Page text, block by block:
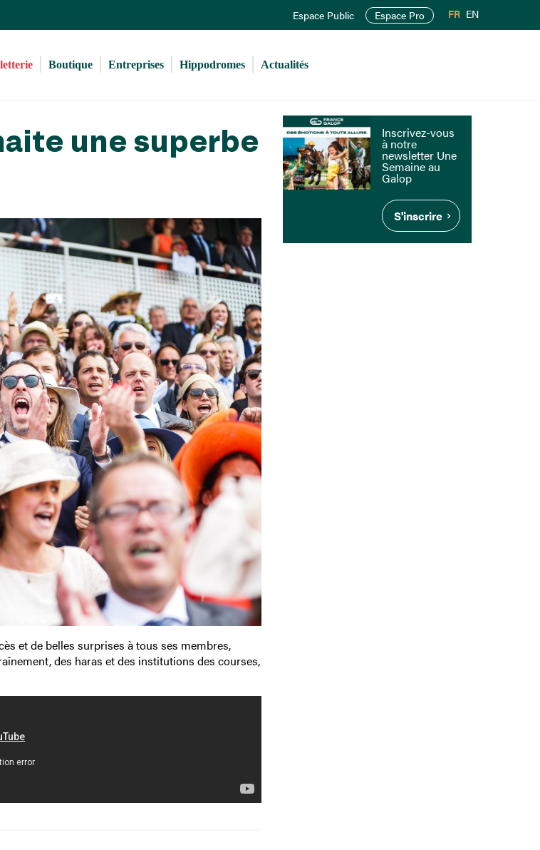
au
principal
Espace Public Espace Pro FR EN
Boutique Entreprises Hippodromes Actualités
une superbe
et de belles surprises à tous ses membres,
des haras et des institutions des courses,
Inscrivez-vous
à notre
newsletter Une
Semaine au
Galop
S'inscrire